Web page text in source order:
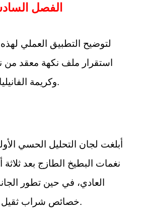
الفصل
لتوضيح التطبيق العملي
استقرار ملف نكهة معقد
وكريمة الفانيليا” مصمم للتصدير.
أبلغت لجان التحليل الحسي
نغمات البطيخ الطازج بعد
العادي، في حين تطور
خصائص شراب ثقيل غير مرغوب فيها.